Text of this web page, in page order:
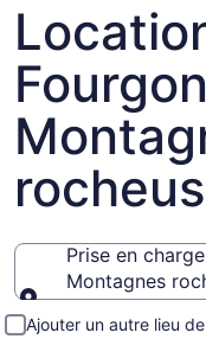
Prise en
Montagnes
Prise en
Ajouter un autre lieu